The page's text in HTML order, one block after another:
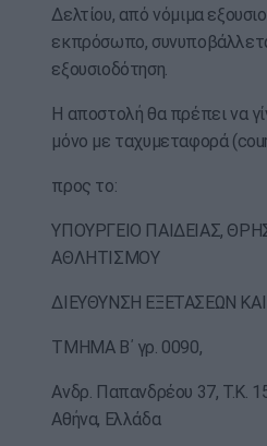
Δελτίου, από νόμιμα
εκπρόσωπο,
εξουσιοδότηση.
Η αποστολή θα πρέπει να
μόνο με ταχυμεταφορά
προς το:
ΥΠΟΥΡΓΕΙΟ ΠΑΙΔΕΙΑΣ,
ΑΘΛΗΤΙΣΜΟΥ
ΔΙΕΥΘΥΝΣΗ ΕΞΕΤΑΣΕΩΝ
ΤΜΗΜΑ Β΄ γρ. 0090,
Ανδρ. Παπανδρέου 37, Τ.Κ.
Αθήνα, Ελλάδα